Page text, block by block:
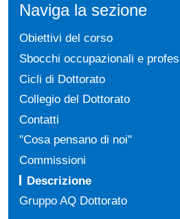
Naviga la sezione
Obiettivi del corso
Sbocchi occupazionali e
Cicli di Dottorato
Collegio del Dottorato
Contatti
"Cosa pensano di noi"
Commissioni
Descrizione
Gruppo AQ Dottorato